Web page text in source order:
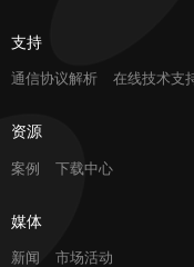
支持
通信协议解析 在线技术支
资源
案例 下载中心
媒体
新闻 市场活动